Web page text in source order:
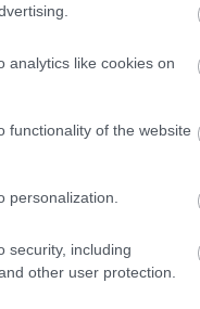
analytics like cookies on
functionality of the website
personalization.
security, including
other user protection.
felzárkózott
győztese
előzni nem
számító
célba, így a
Cassidy,